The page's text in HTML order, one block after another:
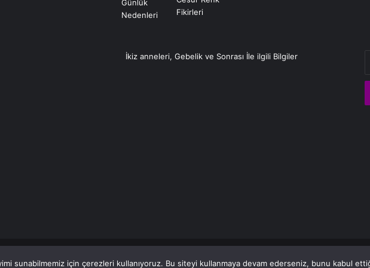
İkiz anneleri, Gebelik ve Sonrası İle ilgili Bilgiler
sunabilmemiz için çerezleri kullanıyoruz. Bu siteyi kullanmaya devam ederseniz, bunu kabul